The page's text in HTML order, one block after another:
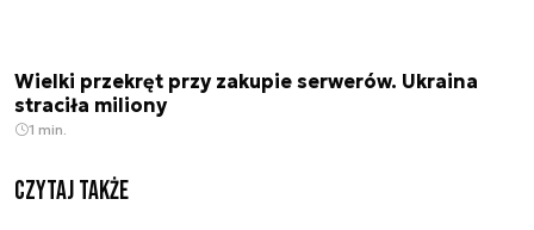
Wielki przekręt przy zakupie serwerów. Ukraina
straciła miliony
1 min.
Czytaj także